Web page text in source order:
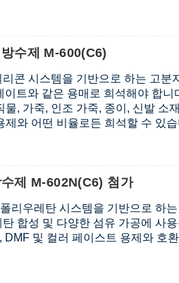
수제 M-600(C6)
리콘 시스템을 기반으로 하는 고분
이트와 같은 용매로 희석해야 합니
물, 가죽, 인조 가죽, 종이, 신발 소
제와 어떤 비율로든 희석할 수 있
제 M-602N(C6) 첨가
리우레탄 시스템을 기반으로 하
탄 합성 및 다양한 섬유 가공에 사
DMF 및 컬러 페이스트 용제와 호